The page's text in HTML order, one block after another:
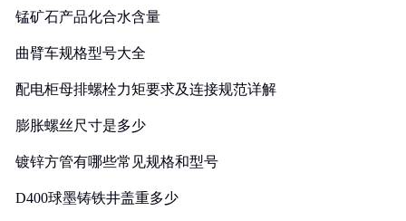
锰矿石产品化合水含量
曲臂车规格型号大全
配电柜母排螺栓力矩要求及连接规范详解
膨胀螺丝尺寸是多少
镀锌方管有哪些常见规格和型号
D400球墨铸铁井盖重多少